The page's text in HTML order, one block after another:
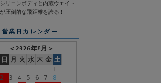
シリコンボディと内蔵ウエイト
が圧倒的な飛距離を誇る！
営業日カレンダー
＜ 2026年8月 ＞
日
月 火 水 木 金 土
1
2
3 4 5 6 7
8